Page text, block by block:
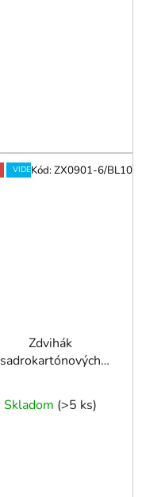
VIDEO
Zdvihák
sadrokartónových
Skladom (>5 ks)
Kód:ZX0901-6/BL10